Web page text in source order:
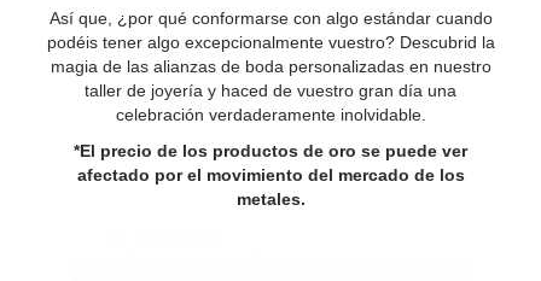
Así que, ¿por qué conformarse con algo estándar cuando
podéis tener algo excepcionalmente vuestro? Descubrid la
magia de las alianzas de boda personalizadas en nuestro
taller de joyería y haced de vuestro gran día una
celebración verdaderamente inolvidable.
*El precio de los productos de oro se puede ver
afectado por el movimiento del mercado de los
metales.